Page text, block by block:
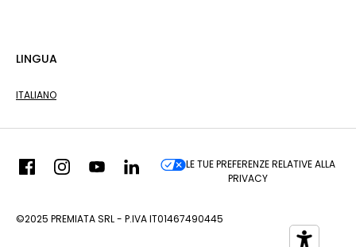
LINGUA
ITALIANO
LE TUE PREFERENZE RELATIVE ALLA
PRIVACY
©2025 PREMIATA SRL - P.IVA IT01467490445